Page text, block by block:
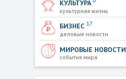
КУЛЬТУРА
культурная жизнь
БИЗНЕС 17
деловые новости
МИРОВЫЕ НОВОСТИ
события мира